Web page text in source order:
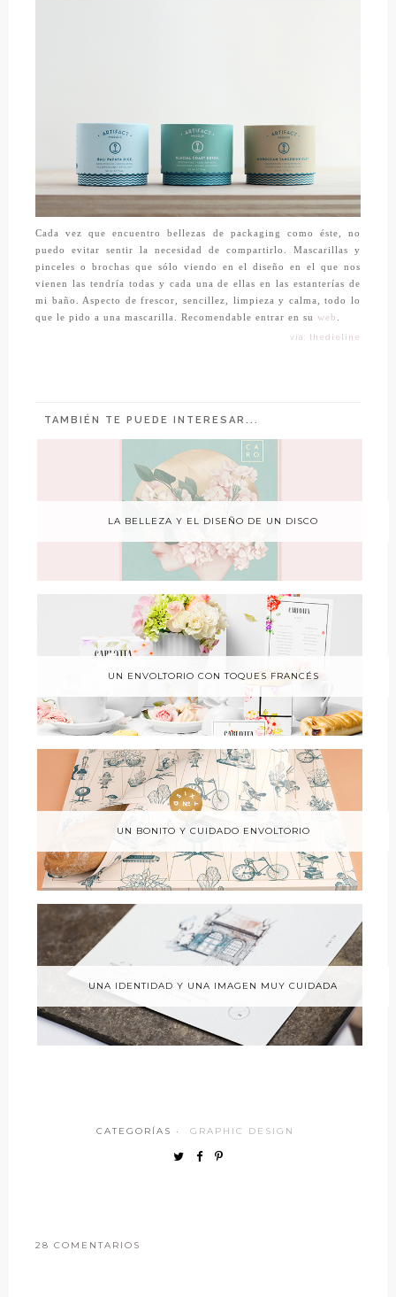
Cada vez que encuentro bellezas de packaging como éste, no
puedo evitar sentir la necesidad de compartirlo. Mascarillas y
pinceles o brochas que sólo viendo en el diseño en el que nos
vienen las tendría todas y cada una de ellas en las estanterías de
mi baño. Aspecto de frescor, sencillez, limpieza y calma, todo lo
que le pido a una mascarilla. Recomendable entrar en su web .
vía: thedieline
TAMBIÉN TE PUEDE INTERESAR...
LA BELLEZA Y EL DISEÑO DE UN DISCO
UN ENVOLTORIO CON TOQUES FRANCÉS
UN BONITO Y CUIDADO ENVOLTORIO
UNA IDENTIDAD Y UNA IMAGEN MUY CUIDADA
CATEGORÍAS · GRAPHIC DESIGN
28 COMENTARIOS